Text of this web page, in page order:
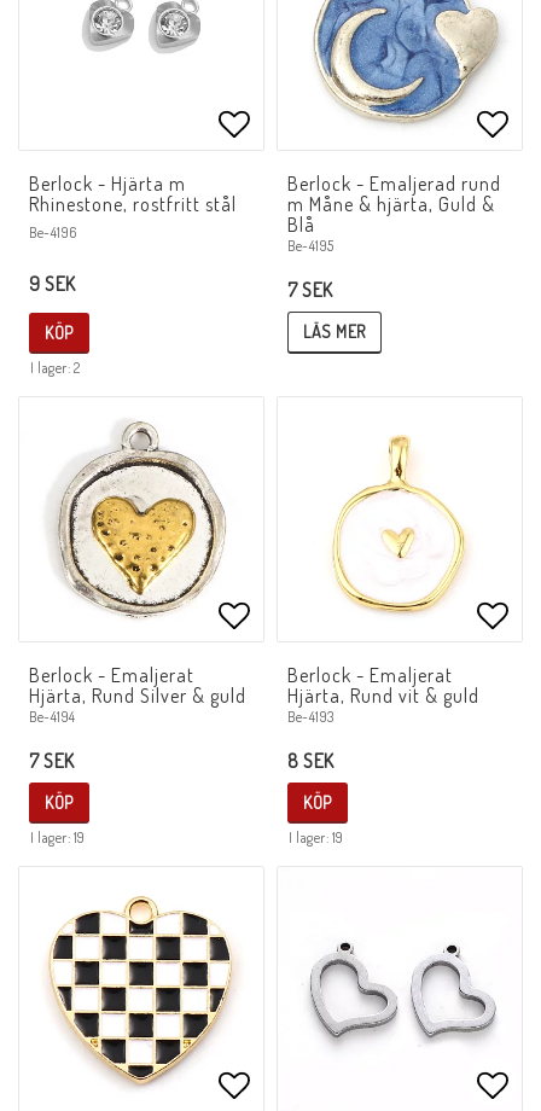
Lägg till i favoritlistan
Berlock - Hjärta m
Rhinestone, rostfritt stål
Be-4196
9 SEK
I lager: 2
KÖP
Berlock - Emaljerad rund
m Måne & hjärta, Guld &
Blå
Be-4195
7 SEK
LÄS MER
Lägg till i favoritlistan
Berlock - Emaljerat
Hjärta, Rund Silver & guld
Be-4194
7 SEK
I lager: 19
KÖP
Berlock - Emaljerat
Hjärta, Rund vit & guld
Be-4193
8 SEK
I lager: 19
KÖP